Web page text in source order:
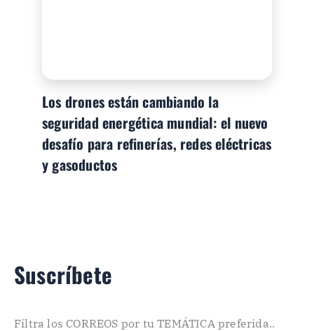
Los drones están cambiando la
seguridad energética mundial: el nuevo
desafío para refinerías, redes eléctricas
y gasoductos
Suscríbete
Filtra los CORREOS por tu TEMÁTICA preferida..